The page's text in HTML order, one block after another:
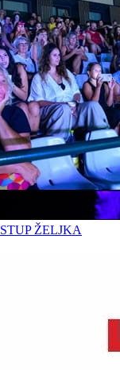
ŽELJKA